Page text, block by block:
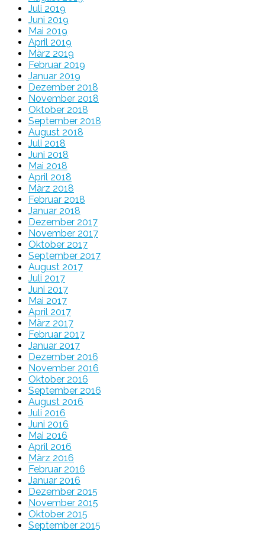
Juli 2019
Juni 2019
Mai 2019
April 2019
März 2019
Februar 2019
Januar 2019
Dezember 2018
November 2018
Oktober 2018
September 2018
August 2018
Juli 2018
Juni 2018
Mai 2018
April 2018
März 2018
Februar 2018
Januar 2018
Dezember 2017
November 2017
Oktober 2017
September 2017
August 2017
Juli 2017
Juni 2017
Mai 2017
April 2017
März 2017
Februar 2017
Januar 2017
Dezember 2016
November 2016
Oktober 2016
September 2016
August 2016
Juli 2016
Juni 2016
Mai 2016
April 2016
März 2016
Februar 2016
Januar 2016
Dezember 2015
November 2015
Oktober 2015
September 2015